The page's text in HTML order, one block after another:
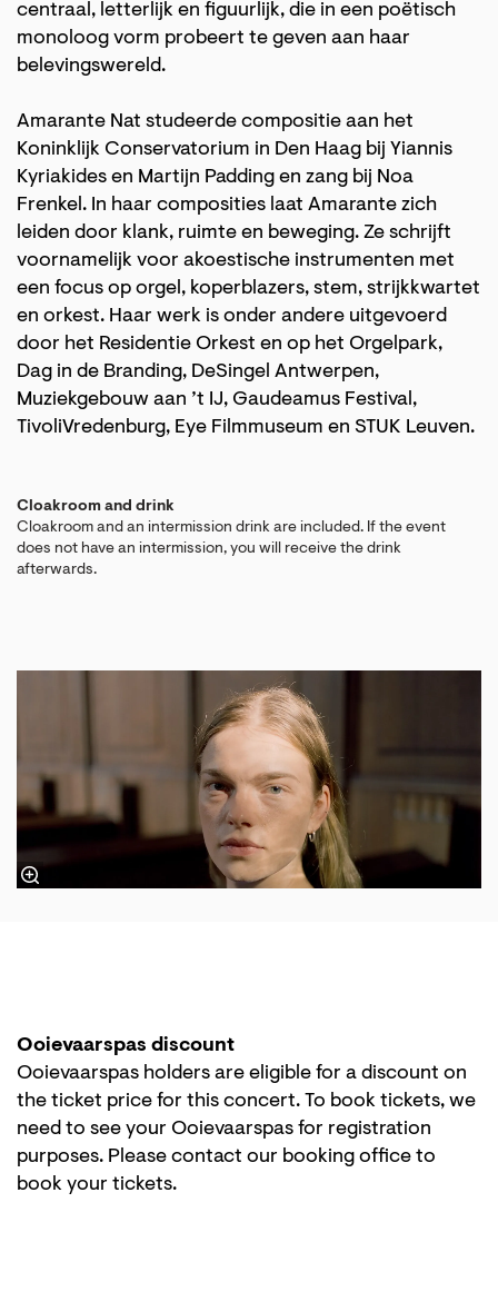
centraal, letterlijk en figuurlijk, die in een poëtisch
monoloog vorm probeert te geven aan haar
belevingswereld.
Amarante Nat studeerde compositie aan het
Koninklijk Conservatorium in Den Haag bij Yiannis
Kyriakides en Martijn Padding en zang bij Noa
Frenkel. In haar composities laat Amarante zich
leiden door klank, ruimte en beweging. Ze schrijft
voornamelijk voor akoestische instrumenten met
een focus op orgel, koperblazers, stem, strijkkwartet
en orkest. Haar werk is onder andere uitgevoerd
door het Residentie Orkest en op het Orgelpark,
Dag in de Branding, DeSingel Antwerpen,
Muziekgebouw aan ’t IJ, Gaudeamus Festival,
TivoliVredenburg, Eye Filmmuseum en STUK Leuven.
Cloakroom and drink
Cloakroom and an intermission drink are included. If the event
does not have an intermission, you will receive the drink
afterwards.
Ooievaarspas discount
Ooievaarspas holders are eligible for a discount on
the ticket price for this concert. To book tickets, we
need to see your Ooievaarspas for registration
purposes. Please contact our booking office to
book your tickets.